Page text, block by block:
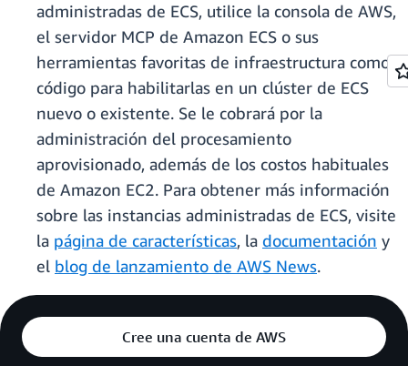
administradas de ECS, utilice la consola de AWS,
el servidor MCP de Amazon ECS o sus
herramientas favoritas de infraestructura como
código para habilitarlas en un clúster de ECS
nuevo o existente. Se le cobrará por la
administración del procesamiento
aprovisionado, además de los costos habituales
de Amazon EC2. Para obtener más información
sobre las instancias administradas de ECS, visite
la página de características, la documentación y
el blog de lanzamiento de AWS News.
Cree una cuenta de AWS